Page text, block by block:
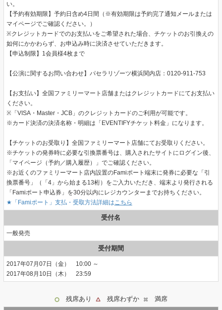
い。
【予約有効期限】予約日含め4日間（※有効期限は予約完了通知メールまたは
マイページでご確認ください。）
※クレジットカードでのお支払いをご希望された場合、チケットのお引換えの
如何にかかわらず、お申込み時に決済させていただきます。
【申込制限】1会員様4枚まで
【公演に関するお問い合わせ】パセラリゾーツ横浜関内店：0120-911-753
【お支払い】全国ファミリーマート店舗またはクレジットカードにてお支払い
ください。
※「VISA・Master・JCB」のクレジットカードのご利用が可能です。
※カード決済の決済名称・明細は「EVENTIFYチケット料金」になります。
【チケットのお受取り】全国ファミリーマート店舗にてお受取りください。
※チケットの発券時に必要な引換票番号は、購入されたサイトにログイン後、
「マイページ（予約／購入履歴）」でご確認ください。
※お近くのファミリーマート店内設置のFamiポート端末に発券に必要な「引
換票番号」（「4」から始まる13桁）をご入力いただき、端末より発行される
「Famiポート申込券」を30分以内にレジカウンターまでお持ちください。
★「Famiポート」支払・受取方法詳細はこちら
受付名
一般発売
受付期間
2017年07月07日（金） 10:00 ～
2017年08月10日（木） 23:59
残席あり 残席わずか 満席